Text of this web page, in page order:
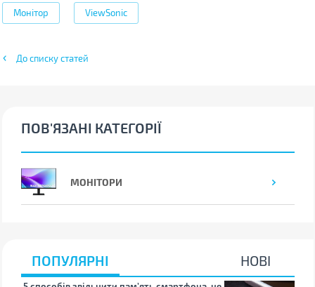
Монітор ViewSonic
До списку статей
ПОВ'ЯЗАНІ КАТЕГОРІЇ
МОНІТОРИ
ПОПУЛЯРНІ НОВІ